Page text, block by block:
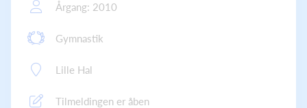
Årgang: 2010
Gymnastik
Lille Hal
Tilmeldingen er åben